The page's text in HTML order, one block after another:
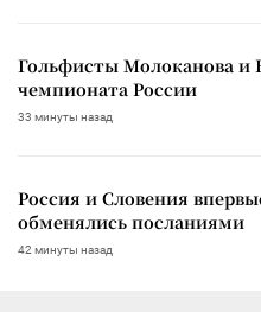
Гольфисты Молоканова и
чемпионата России
33 минуты назад
Россия и Словения
обменялись посланиями
42 минуты назад